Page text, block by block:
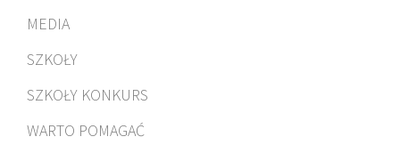
MEDIA
SZKOŁY
SZKOŁY KONKURS
WARTO POMAGAĆ